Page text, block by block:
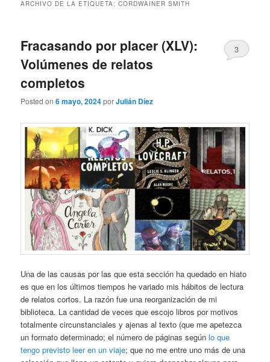
ARCHIVO DE LA ETIQUETA:CORDWAINER SMITH
Fracasando por placer (XLV):
Volúmenes de relatos
completos
Posted on6 mayo, 2024porJulián Díez
3
Una de las causas por las que esta sección ha quedado en hiato
es que en los últimos tiempos he variado mis hábitos de lectura
de relatos cortos. La razón fue una reorganización de mi
biblioteca. La cantidad de veces que escojo libros por motivos
totalmente circunstanciales y ajenas al texto (que me apetezca
un formato determinado; el número de páginas segúnlo que
tengo previsto leer en un viaje; que no me entre uno más de una